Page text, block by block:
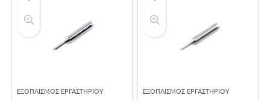
ΕΞΟΠΛΙΣΜΌΣ ΕΡΓΑΣΤΗΡΊΟΥ ΕΞΟΠΛΙΣΜΌΣ ΕΡΓΑΣΤΗΡΊΟΥ